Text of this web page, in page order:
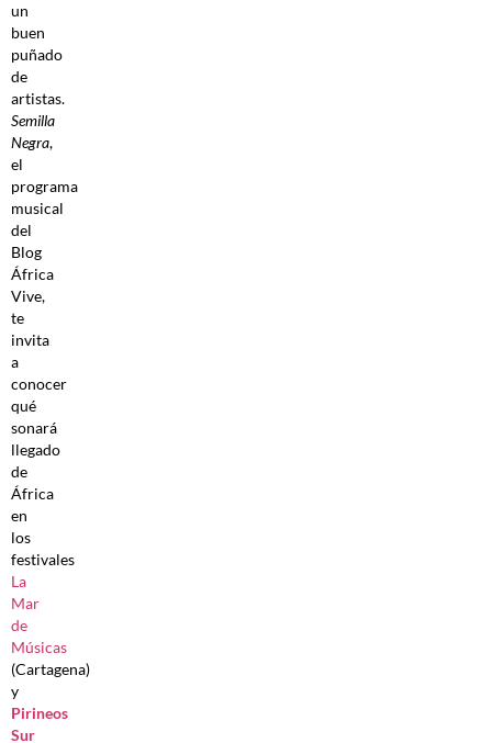
un
buen
puñado
de
artistas.
Semilla
Negra,
el
programa
musical
del
Blog
África
Vive,
te
invita
a
conocer
qué
sonará
llegado
de
África
en
los
festivales
La
Mar
de
Músicas
(Cartagena)
y
Pirineos
Sur